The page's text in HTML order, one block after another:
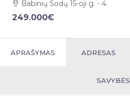
Babinių Sodų 15-oji g. - 4
249.000€
APRAŠYMAS ADRESAS
SAVYBĖS